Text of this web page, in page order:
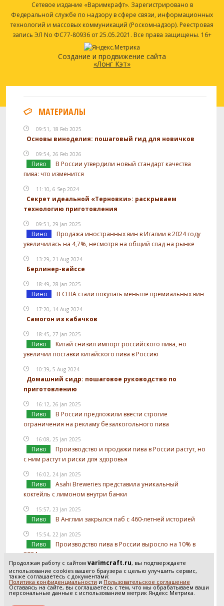
Сетевое издание «Варимкрафт». Зарегистрировано в
Федеральной службе по надзору в сфере связи, информационных
технологий и массовых коммуникаций (Роскомнадзор). Реестровая
запись ЭЛ No ФС77-80936 от 25.05.2021. Все права защищены. 16+
Создание и продвижение сайта
«Лонг Кэт»
Продолжая работу с сайтом varimcraft.ru, вы подтверждаете
использование cookies вашего браузера с целью улучшить сервис,
также соглашаетесь с документами:
Политика конфиденциальности и Пользовательское соглашение
Оставаясь на сайте, вы соглашаетесь с тем, что мы обрабатываем ваши
персональные данные с использованием метрик Яндекс Метрика.
МАТЕРИАЛЫ
09:51, 18 Feb 2025
Основы виноделия: пошаговый гид для новичков
09:54, 26 Feb 2026
Пиво
В России утвердили новый стандарт качества
пива: что изменится
11:10, 6 Sep 2024
Секрет идеальной «Терновки»: раскрываем
технологию приготовления
09:51, 29 Jan 2025
Вино
Продажа иностранных вин в Италии в 2024 году
увеличилась на 4,7%, несмотря на общий спад на рынке
13:29, 21 Aug 2024
Берлинер-вайссе
18:49, 28 Jan 2025
Вино В США стали покупать меньше премиальных вин
17:20, 14 Aug 2024
Самогон из кабачков
18:45, 27 Jan 2025
Пиво
Китай снизил импорт российского пива, но
увеличил поставки китайского пива в Россию
10:39, 5 Aug 2024
Домашний сидр: пошаговое руководство по
приготовлению
16:12, 26 Jan 2025
Пиво
В России предложили ввести строгие
ограничения на рекламу безалкогольного пива
16:08, 25 Jan 2025
Пиво
Производство и продажи пива в России растут, но
с ним растут и риски для здоровья
16:02, 24 Jan 2025
Пиво
Asahi Breweries представила уникальный
коктейль с лимоном внутри банки
15:57, 23 Jan 2025
Пиво В Англии закрылся паб с 460-летней историей
15:54, 22 Jan 2025
Пиво
Производство пива в России выросло на 10% в
2024 году
15:52, 21 Jan 2025
Пиво
В России предложили отслеживать
использование солода в производстве пива